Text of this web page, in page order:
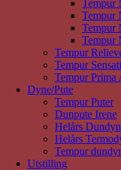
Tempur
Tempur
Tempur
Tempur
Tempur
Tempur
Tempur Prima
Dyne/Pute
Tempur Puter
Dunpute Irene
Helårs
Helårs
Tempur
Utstilling